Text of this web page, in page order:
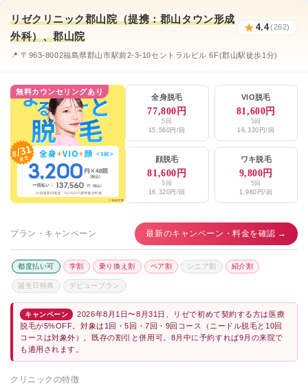
リゼクリニック郡山院（提携：郡山タウン形成
外科）、郡山院
★ 4.4(262)
📍 〒963-8002福島県郡山市駅前2-3-10セントラルビル 6F(郡山駅徒歩1分)
無料カウンセリングあり
全身脱毛
77,800円
5回
15,560円/回
VIO脱毛
81,600円
5回
16,320円/回
顔脱毛
81,600円
5回
16,320円/回
ワキ脱毛
9,800円
5回
1,960円/回
プラン・キャンペーン 最新のキャンペーン・料金を確認 →
都度払い可 学割 乗り換え割 ペア割 シニア割 紹介割
誕生日特典 デビュープラン
キャンペーン
2026年8月1日〜8月31日、リゼで初めて契約する方は医療
脱毛が5%OFF。対象は1回・5回・7回・9回コース（ニードル脱毛と10回
コースは対象外）。既存の割引と併用可。8月中に予約すれば9月の来院で
も適用されます。
クリニックの特徴